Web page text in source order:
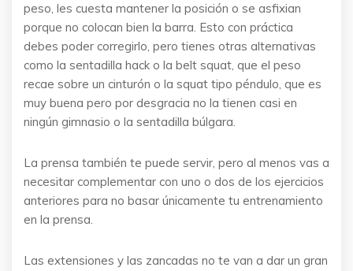
peso, les cuesta mantener la posición o se asfixian
porque no colocan bien la barra. Esto con práctica
debes poder corregirlo, pero tienes otras alternativas
como la sentadilla hack o la belt squat, que el peso
recae sobre un cinturón o la squat tipo péndulo, que es
muy buena pero por desgracia no la tienen casi en
ningún gimnasio o la sentadilla búlgara.
La prensa también te puede servir, pero al menos vas a
necesitar complementar con uno o dos de los ejercicios
anteriores para no basar únicamente tu entrenamiento
en la prensa.
Las extensiones y las zancadas no te van a dar un gran